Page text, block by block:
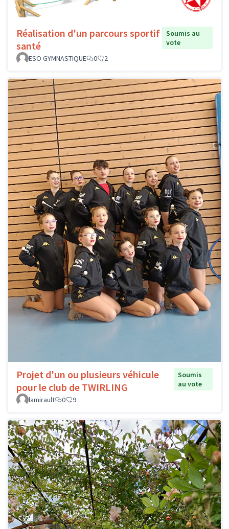
Réalisation d'un parcours sportif
santé
Soumis au
vote
ESO GYMNASTIQUE
0 2
Projet d'un ou plusieurs véhicule
pour le club de TWIRLING
Soumis
au vote
lamirault
0 9